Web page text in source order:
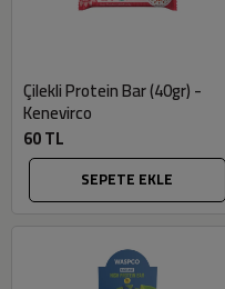
Çilekli Protein Bar (40gr) -
Kenevirco
60 TL
SEPETE EKLE